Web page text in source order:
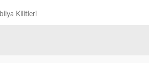
Kilitleri